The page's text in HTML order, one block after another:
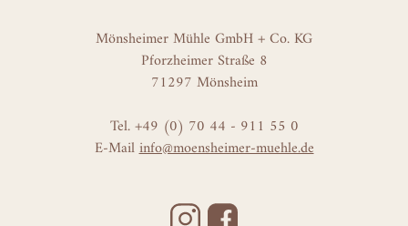
Mönsheimer Mühle GmbH + Co. KG
Pforzheimer Straße 8
71297 Mönsheim
Tel. +49 (0) 70 44 - 911 55 0
E-Mailinfo@moensheimer-muehle.de